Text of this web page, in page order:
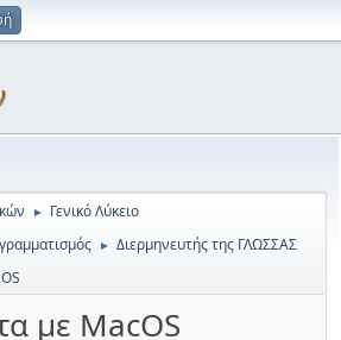
► Γενικό Λύκειο
► Διερμηνευτής της ΓΛΩΣΣΑΣ
με MacOS